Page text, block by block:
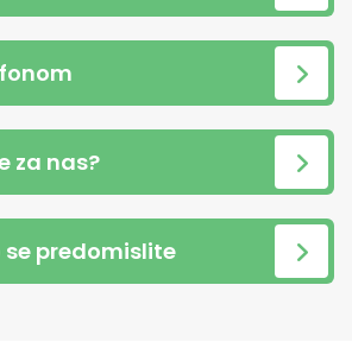
za nas?
se predomislite